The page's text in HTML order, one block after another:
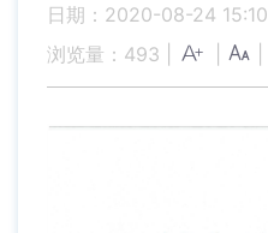
日期：2020-08-24 15:10
浏览量： 493